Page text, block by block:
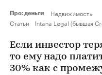
Про: деньги
Недвижимость
Статьи
Intana Legal (бывшая
Если инвестор
то ему надо
30% как с